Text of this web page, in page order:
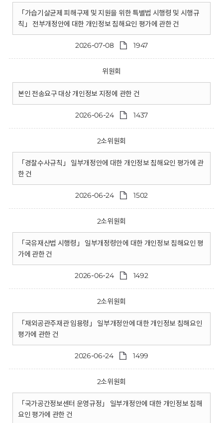
「가습기살균제 피해구제 및 지원을 위한 특별법 시행령 및 시행규
칙」 전부개정안에 대한 개인정보 침해요인 평가에 관한 건
2026-07-08 1947
위원회
본인 전송요구 대상 개인정보 지정에 관한 건
2026-06-24 1437
2소위원회
「경찰수사규칙」 일부개정안에 대한 개인정보 침해요인 평가에 관
한 건
2026-06-24 1502
2소위원회
「국유재산법 시행령」 일부개정령안에 대한 개인정보 침해요인 평
가에 관한 건
2026-06-24 1492
2소위원회
「재외공관주재관 임용령」 일부개정안에 대한 개인정보 침해요인
평가에 관한 건
2026-06-24 1499
2소위원회
「국가공간정보센터 운영규정」 일부개정안에 대한 개인정보 침해
요인 평가에 관한 건